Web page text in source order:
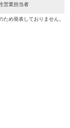
営業担当者
め発表しておりません。